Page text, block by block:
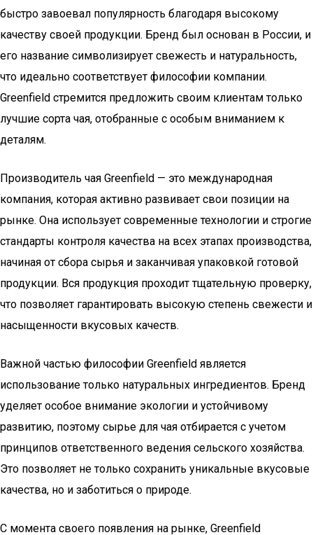
быстро завоевал популярность благодаря высокому
качеству своей продукции. Бренд был основан в России, и
его название символизирует свежесть и натуральность,
что идеально соответствует философии компании.
Greenfield стремится предложить своим клиентам только
лучшие сорта чая, отобранные с особым вниманием к
деталям.
Производитель чая Greenfield — это международная
компания, которая активно развивает свои позиции на
рынке. Она использует современные технологии и строгие
стандарты контроля качества на всех этапах производства,
начиная от сбора сырья и заканчивая упаковкой готовой
продукции. Вся продукция проходит тщательную проверку,
что позволяет гарантировать высокую степень свежести и
насыщенности вкусовых качеств.
Важной частью философии Greenfield является
использование только натуральных ингредиентов. Бренд
уделяет особое внимание экологии и устойчивому
развитию, поэтому сырье для чая отбирается с учетом
принципов ответственного ведения сельского хозяйства.
Это позволяет не только сохранить уникальные вкусовые
качества, но и заботиться о природе.
С момента своего появления на рынке, Greenfield